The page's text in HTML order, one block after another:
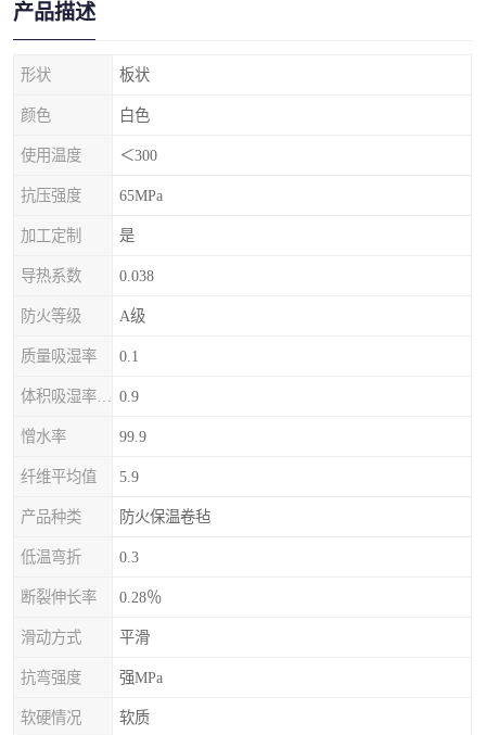
产品描述
形状 板状
颜色 白色
使用温度 ＜300
抗压强度 65MPa
加工定制 是
导热系数 0.038
防火等级 A级
质量吸湿率 0.1
0.9
憎水率 99.9
纤维平均值 5.9
产品种类 防火保温卷毡
低温弯折 0.3
断裂伸长率 0.28％
滑动方式 平滑
抗弯强度 强MPa
软硬情况 软质